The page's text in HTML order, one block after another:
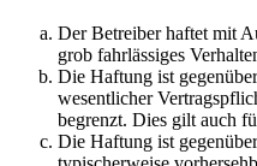
Der Betreiber haftet mit
grob fahrlässiges
Die Haftung ist
wesentlicher
begrenzt. Dies gilt auch
Die Haftung ist